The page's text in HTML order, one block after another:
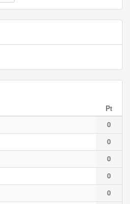
Pt
0
0
0
0
0